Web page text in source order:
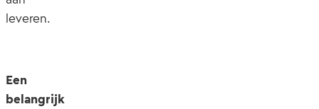
leveren.
Een
belangrijk